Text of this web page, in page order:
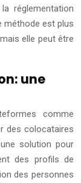
réglementation
méthode est plus
elle peut être
une
comme
des colocataires
solution pour
des profils de
des personnes